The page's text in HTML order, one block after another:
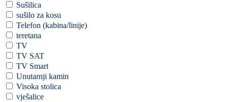
Sušilica
sušilo za kosu
Telefon (kabina/linije)
teretana
TV
TV SAT
TV Smart
Unutarnji kamin
Visoka stolica
vješalice